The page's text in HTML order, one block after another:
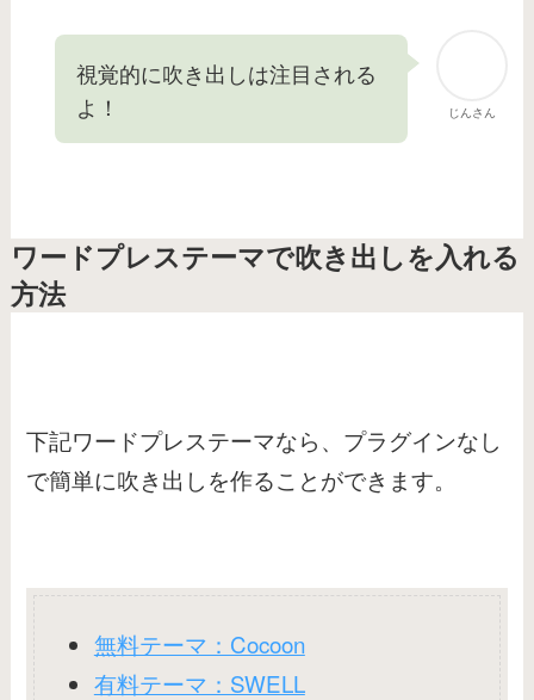
じんさん
視覚的に吹き出しは注目される
よ！
ワードプレステーマで吹き出しを入れる
方法
下記ワードプレステーマなら、プラグインなし
で簡単に吹き出しを作ることができます。
無料テーマ：Cocoon
有料テーマ：SWELL